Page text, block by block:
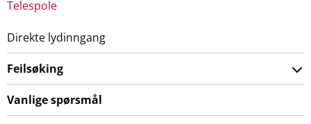
Telespole
Direkte lydinngang
Feilsøking
Vanlige spørsmål